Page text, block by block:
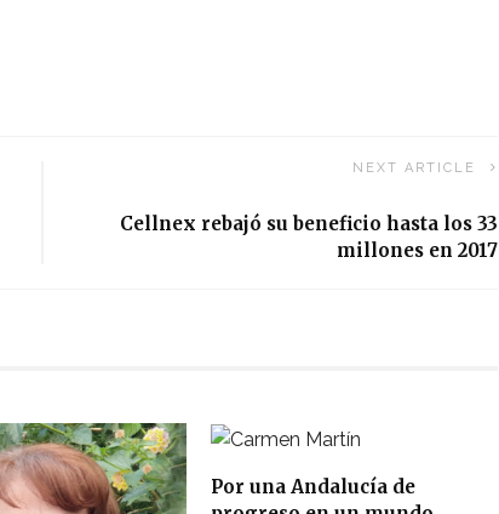
NEXT ARTICLE
Cellnex rebajó su beneficio hasta los 33
millones en 2017
Por una Andalucía de